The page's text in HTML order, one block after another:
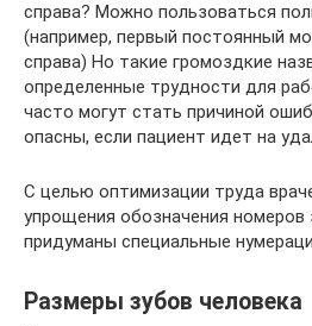
справа? Можно пользоваться
(например, первый постоянный
справа) Но такие громоздкие
определенные трудности для
часто могут стать причиной
опасны, если пациент идет на
С целью оптимизации труда
упрощения обозначения номеров
придуманы специальные
Размеры зубов человека